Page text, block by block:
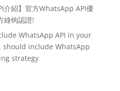
介紹】官方WhatsApp API優
綠钩認證!
WhatsApp API in your
should include WhatsApp
strategy